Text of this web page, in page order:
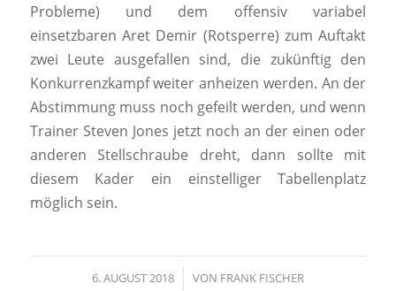
Probleme) und dem offensiv variabel
einsetzbaren Aret Demir (Rotsperre) zum Auftakt
zwei Leute ausgefallen sind, die zukünftig den
Konkurrenzkampf weiter anheizen werden. An der
Abstimmung muss noch gefeilt werden, und wenn
Trainer Steven Jones jetzt noch an der einen oder
anderen Stellschraube dreht, dann sollte mit
diesem Kader ein einstelliger Tabellenplatz
möglich sein.
6. AUGUST 2018
/ VON FRANK FISCHER